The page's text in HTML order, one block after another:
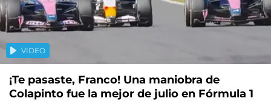
VIDEO
¡Te pasaste, Franco! Una maniobra de
Colapinto fue la mejor de julio en Fórmula 1